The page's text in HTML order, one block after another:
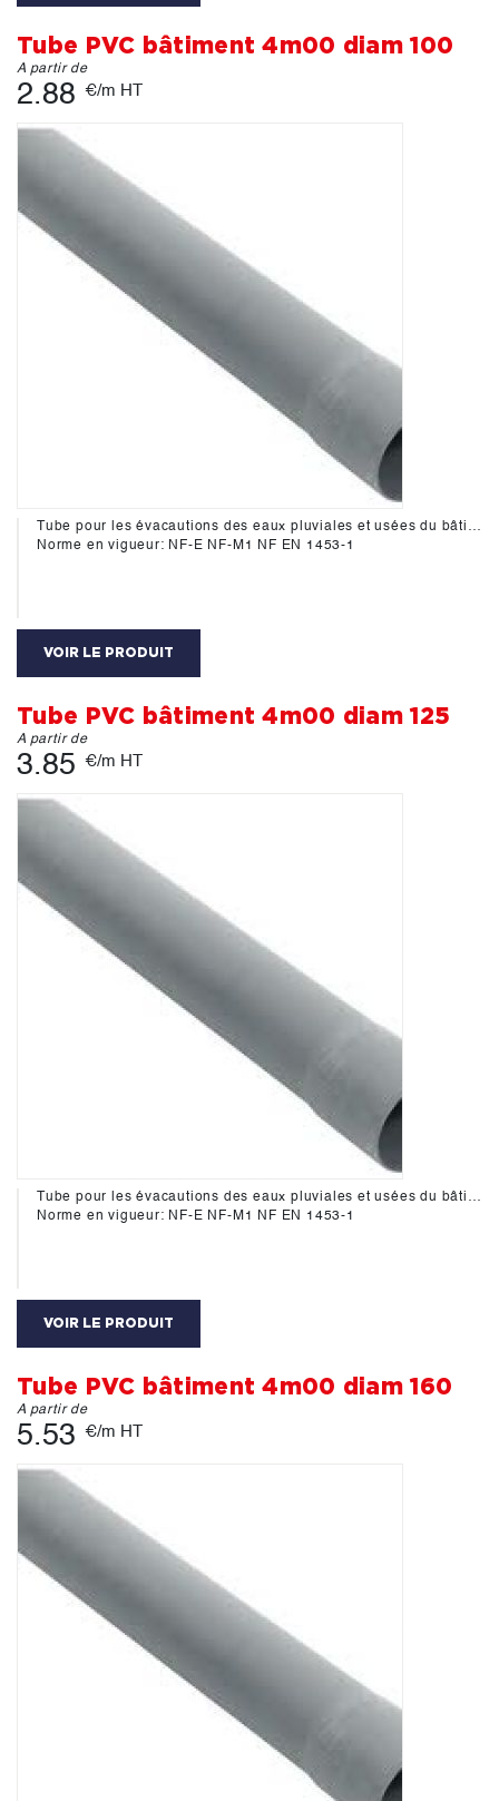
Tube PVC bâtiment 4m00 diam 100
A partir de
2.88 €/m HT
Tube pour les évacautions des eaux pluviales et usées du bâtiment.
Norme en vigueur: NF-E NF-M1 NF EN 1453-1
VOIR LE PRODUIT
Tube PVC bâtiment 4m00 diam 125
A partir de
3.85 €/m HT
Tube pour les évacautions des eaux pluviales et usées du bâtiment.
Norme en vigueur: NF-E NF-M1 NF EN 1453-1
VOIR LE PRODUIT
Tube PVC bâtiment 4m00 diam 160
A partir de
5.53 €/m HT